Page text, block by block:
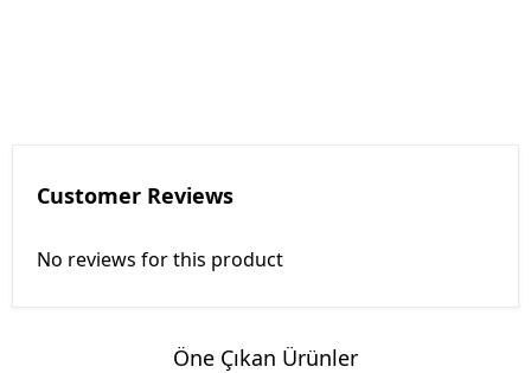
Customer Reviews
No reviews for this product
Öne Çıkan Ürünler